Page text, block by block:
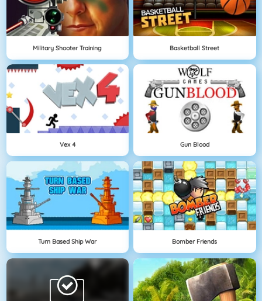
Military Shooter Training Basketball Street
Vex 4 Gun Blood
Turn Based Ship War Bomber Friends